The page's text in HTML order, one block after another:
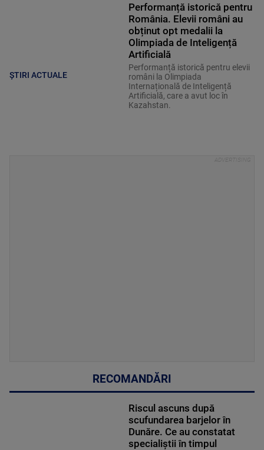
ȘTIRI ACTUALE
Performanță istorică pentru
România. Elevii români au
obținut opt medalii la
Olimpiada de Inteligență
Artificială
Performanță istorică pentru elevii
români la Olimpiada
Internațională de Inteligență
Artificială, care a avut loc în
Kazahstan.
RECOMANDĂRI
Riscul ascuns după
scufundarea barjelor în
Dunăre. Ce au constatat
specialiștii în timpul